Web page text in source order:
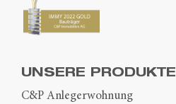
UNSERE PRODUKTE
C&P Anlegerwohnung